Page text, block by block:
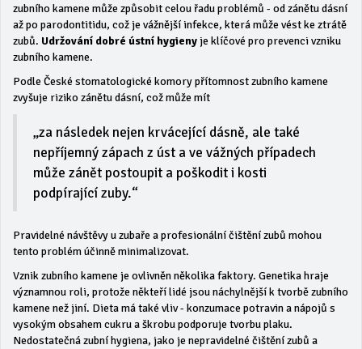
zubního kamene může způsobit celou řadu problémů - od zánětu dásní
až po parodontitidu, což je vážnější infekce, která může vést ke ztrátě
zubů. Udržování dobré ústní hygienyje klíčové pro prevenci vzniku
zubního kamene.
Podle České stomatologické komory přítomnost zubního kamene
zvyšuje riziko zánětu dásní, což může mít
„za následek nejen krvácející dásně, ale také
nepříjemný zápach z úst a ve vážných případech
může zánět postoupit a poškodit i kosti
podpírající zuby.“
Pravidelné návštěvy u zubaře a profesionální čištění zubů mohou
tento problém účinně minimalizovat.
Vznik zubního kamene je ovlivněn několika faktory. Genetika hraje
významnou roli, protože někteří lidé jsou náchylnější k tvorbě zubního
kamene než jiní. Dieta má také vliv - konzumace potravin a nápojů s
vysokým obsahem cukru a škrobu podporuje tvorbu plaku.
Nedostatečná zubní hygiena, jako je nepravidelné čištění zubů a